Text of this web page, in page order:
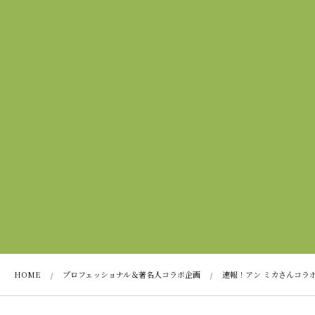
HOME プロフェッショナル＆著名人コラボ企画 速報！アン ミカさんコラ